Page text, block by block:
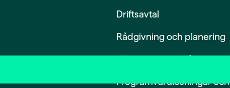
Driftsavtal
Rådgivning och planering
Märkning och spårning
Programvarulösningar och